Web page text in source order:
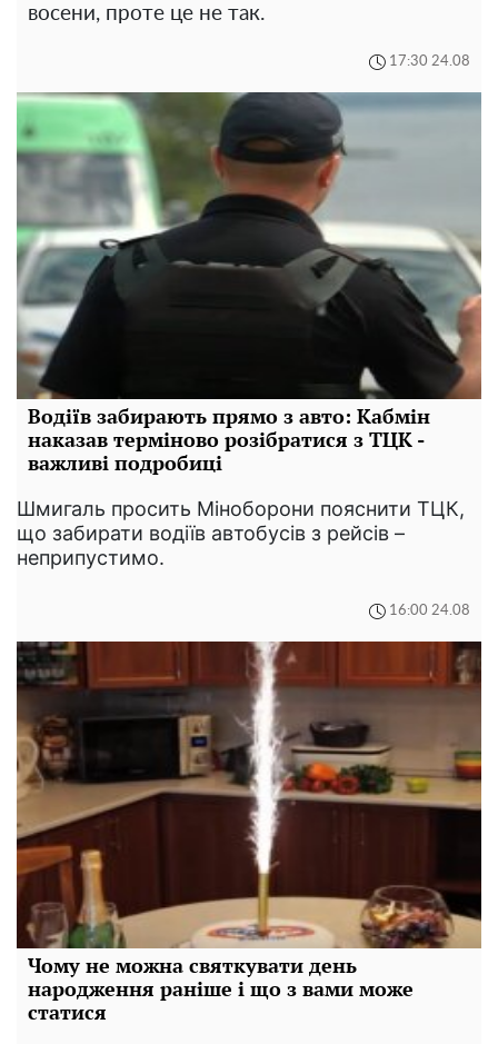
восени, проте це не так.
17:30 24.08
Водіїв забирають прямо з авто: Кабмін
наказав терміново розібратися з ТЦК -
важливі подробиці
Шмигаль просить Міноборони пояснити ТЦК,
що забирати водіїв автобусів з рейсів –
неприпустимо.
16:00 24.08
Чому не можна святкувати день
народження раніше і що з вами може
статися